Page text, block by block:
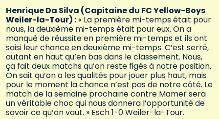
Henrique Da Silva (Capitaine du FC Yellow-Boys
Weiler-la-Tour) : « La première mi-temps était pour
nous, la deuxième mi-temps était pour eux. On a
manqué de réussite en première mi-temps et ils ont
saisi leur chance en deuxième mi-temps. C’est serré,
autant en haut qu’en bas dans le classement. Nous,
ça fait deux matchs qu’on reste figés à notre position.
On sait qu’on a les qualités pour jouer plus haut, mais
pour le moment la chance n’est pas de notre côté. Le
match de la semaine prochaine contre Mamer sera
un véritable choc qui nous donnera l’opportunité de
savoir ce qu’on vaut. » Esch 1-0 Weiler-la-Tour.